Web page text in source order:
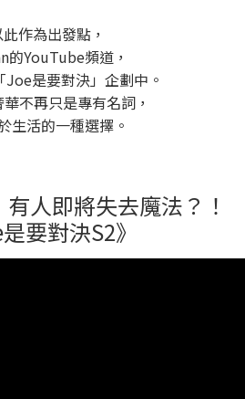
此作為出發點，
的YouTube頻道，
Joe是要對決」企劃中。
不再只是專有名詞，
生活的一種選擇。
人即將失去魔法？！
要對決S2》